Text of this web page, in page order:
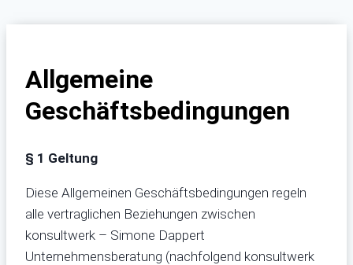
Allgemeine
Geschäftsbedingungen
§ 1 Geltung
Diese Allgemeinen Geschäftsbedingungen regeln
alle vertraglichen Beziehungen zwischen
konsultwerk – Simone Dappert
Unternehmensberatung (nachfolgend konsultwerk